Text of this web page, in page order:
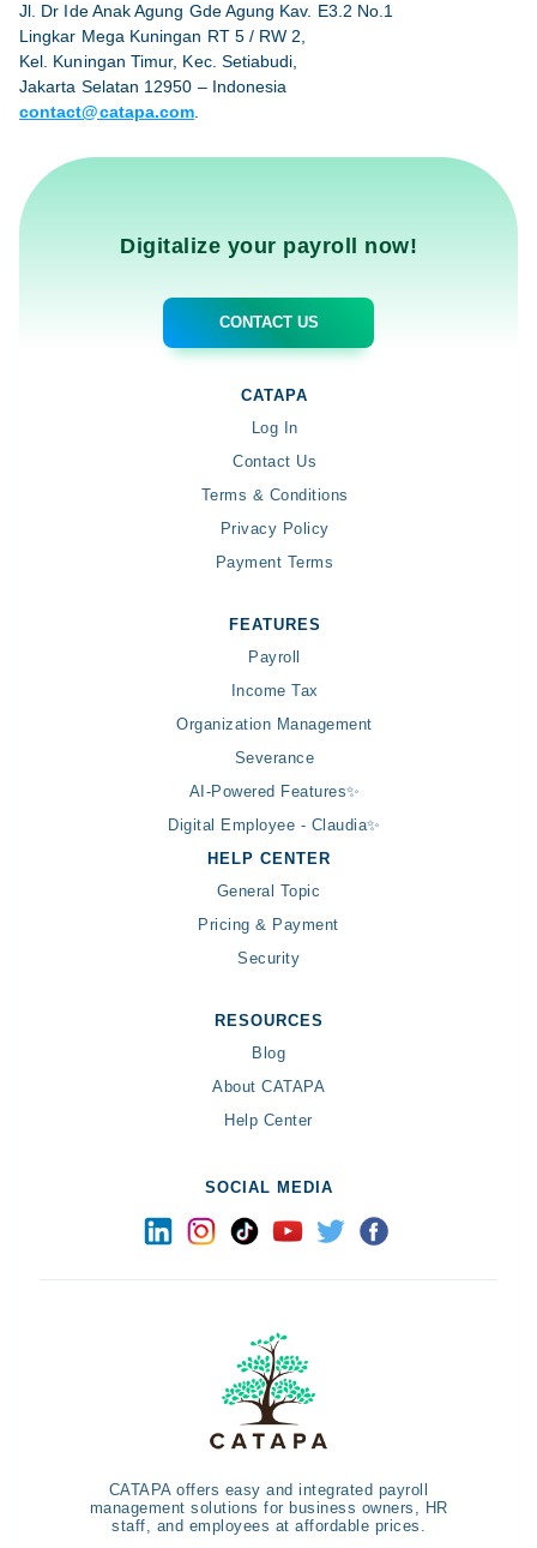
Jl. Dr Ide Anak Agung Gde Agung Kav. E3.2 No.1
Lingkar Mega Kuningan RT 5 / RW 2,
Kel. Kuningan Timur, Kec. Setiabudi,
Jakarta Selatan 12950 – Indonesia
contact@catapa.com
Digitalize your payroll now!
CONTACT US
CATAPA
Log In
Contact Us
Terms & Conditions
Privacy Policy
Payment Terms
FEATURES
Payroll
Income Tax
Organization Management
Severance
AI-Powered Features✨
Digital Employee - Claudia✨
HELP CENTER
General Topic
Pricing & Payment
Security
RESOURCES
Blog
About CATAPA
Help Center
SOCIAL MEDIA
CATAPA offers easy and integrated payroll
management solutions for business owners, HR
staff, and employees at affordable prices.